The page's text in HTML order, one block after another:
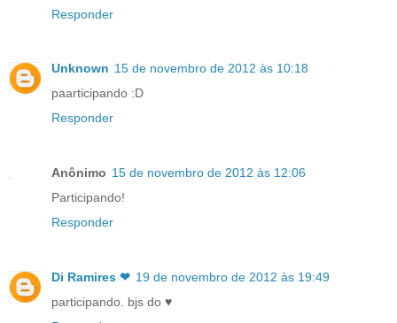
Responder
Unknown 15 de novembro de 2012 às 10:18
paarticipando :D
Responder
Anônimo 15 de novembro de 2012 às 12:06
Participando!
Responder
Di Ramires ❤ 19 de novembro de 2012 às 19:49
participando. bjs do ♥